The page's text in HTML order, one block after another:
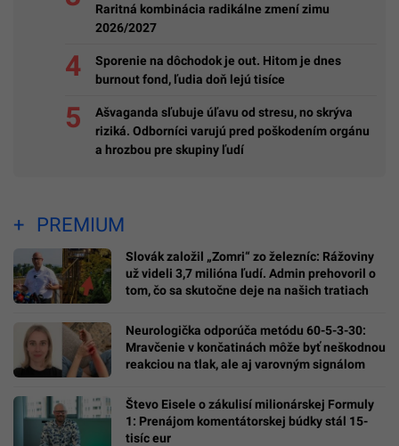
Raritná kombinácia radikálne zmení zimu
2026/2027
Sporenie na dôchodok je out. Hitom je dnes
burnout fond, ľudia doň lejú tisíce
Ašvaganda sľubuje úľavu od stresu, no skrýva
riziká. Odborníci varujú pred poškodením orgánu
a hrozbou pre skupiny ľudí
PREMIUM
Slovák založil „Zomri“ zo železníc: Rážoviny
už videli 3,7 milióna ľudí. Admin prehovoril o
tom, čo sa skutočne deje na našich tratiach
Neurologička odporúča metódu 60-5-3-30:
Mravčenie v končatinách môže byť neškodnou
reakciou na tlak, ale aj varovným signálom
Števo Eisele o zákulisí milionárskej Formuly
1: Prenájom komentátorskej búdky stál 15-
tisíc eur